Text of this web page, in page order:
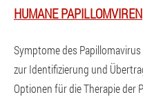
HUMANE PAPILLOMVIREN
Symptome des
zur Identifizierung und
Optionen für die Therapie der